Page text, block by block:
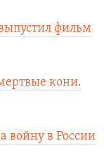
фильм
кони.
войну в России